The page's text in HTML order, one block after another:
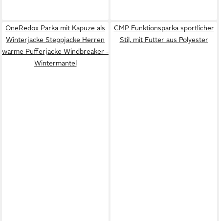
OneRedox Parka mit Kapuze als
Winterjacke Steppjacke Herren
warme Pufferjacke Windbreaker -
Wintermantel
CMP Funktionsparka sportlicher
Stil, mit Futter aus Polyester